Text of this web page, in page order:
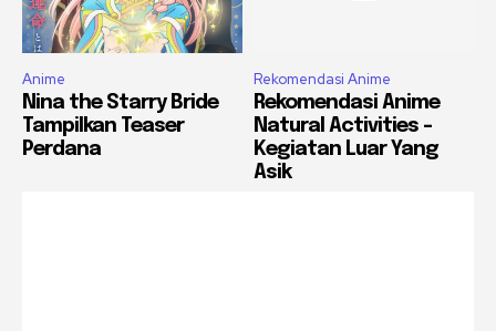
Anime
Nina the Starry Bride
Tampilkan Teaser
Perdana
Rekomendasi Anime
Rekomendasi Anime
Natural Activities –
Kegiatan Luar Yang
Asik